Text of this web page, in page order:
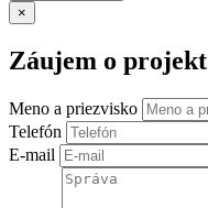
×
Záujem o projekt
Meno a priezvisko
Telefón
E-mail